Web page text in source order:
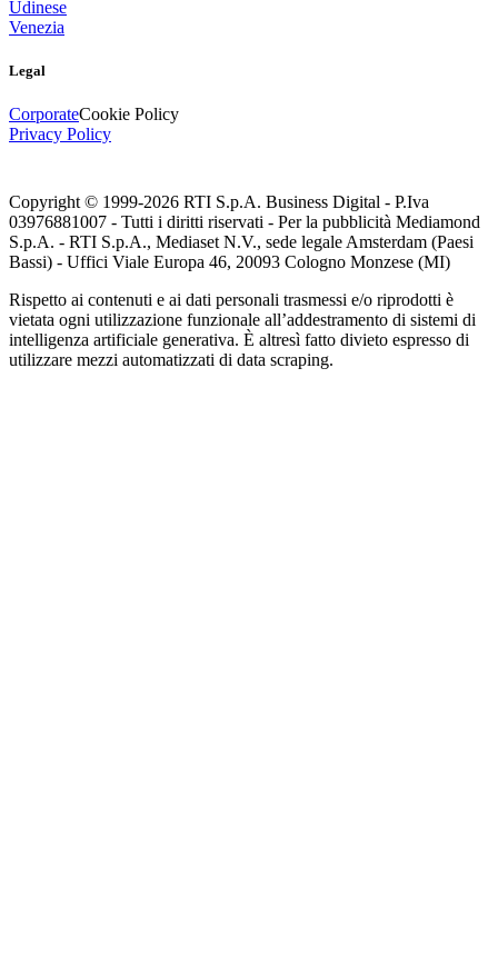
Udinese
Venezia
Legal
CorporateCookie Policy
Privacy Policy
Copyright © 1999-2026 RTI S.p.A. Business Digital - P.Iva
03976881007 - Tutti i diritti riservati - Per la pubblicità Mediamond
S.p.A. - RTI S.p.A., Mediaset N.V., sede legale Amsterdam (Paesi
Bassi) - Uffici Viale Europa 46, 20093 Cologno Monzese (MI)
Rispetto ai contenuti e ai dati personali trasmessi e/o riprodotti è
vietata ogni utilizzazione funzionale all’addestramento di sistemi di
intelligenza artificiale generativa. È altresì fatto divieto espresso di
utilizzare mezzi automatizzati di data scraping.